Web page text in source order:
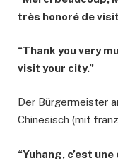
très honoré de
“Thank you very
visit your city.”
Der Bürgermeister
Chinesisch (mit
“Yuhang, c’est